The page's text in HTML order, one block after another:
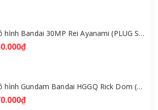
Mô hình Bandai 30MP Rei Ayanami (PLUG SUIT Ver.) – Evangelion [GDB] [30MP]
Mô hình Gundam Bandai HGGQ Rick Dom (Gaia / Ortega) 1/144 [GDB] [BHG]